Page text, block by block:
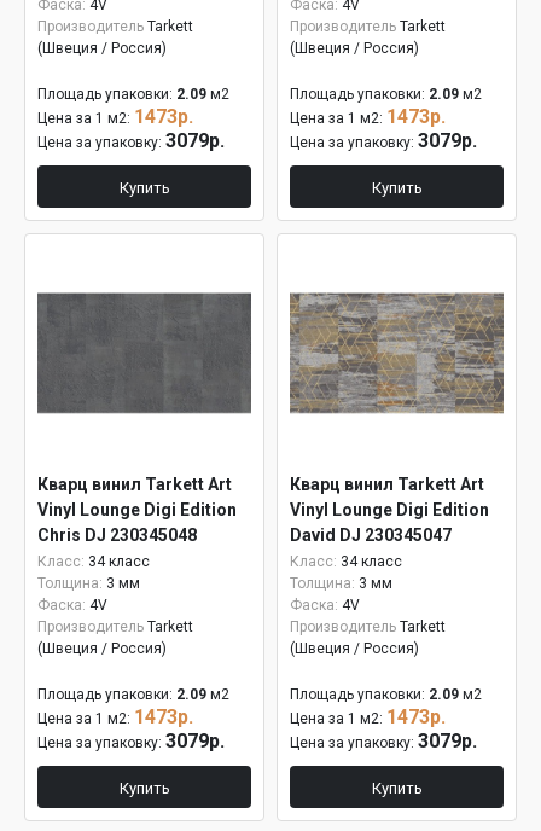
Фаска: 4V
Производитель Tarkett
(Швеция / Россия)
Площадь упаковки: 2.09 м2
Цена за 1 м2: 1473р.
Цена за упаковку: 3079р.
Купить
Фаска: 4V
Производитель Tarkett
(Швеция / Россия)
Площадь упаковки: 2.09 м2
Цена за 1 м2: 1473р.
Цена за упаковку: 3079р.
Купить
Кварц винил Tarkett Art
Vinyl Lounge Digi Edition
Chris DJ 230345048
Класс: 34 класс
Толщина: 3 мм
Фаска: 4V
Производитель Tarkett
(Швеция / Россия)
Площадь упаковки: 2.09 м2
Цена за 1 м2: 1473р.
Цена за упаковку: 3079р.
Купить
Кварц винил Tarkett Art
Vinyl Lounge Digi Edition
David DJ 230345047
Класс: 34 класс
Толщина: 3 мм
Фаска: 4V
Производитель Tarkett
(Швеция / Россия)
Площадь упаковки: 2.09 м2
Цена за 1 м2: 1473р.
Цена за упаковку: 3079р.
Купить